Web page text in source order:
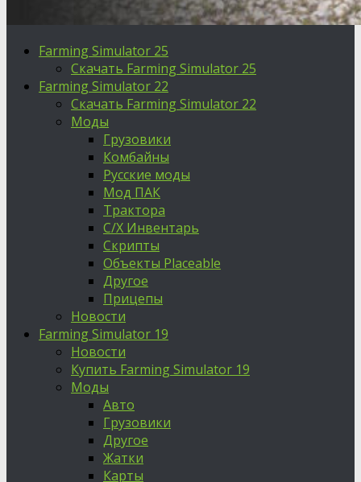
Farming Simulator 25
Скачать Farming Simulator 25
Farming Simulator 22
Скачать Farming Simulator 22
Моды
Грузовики
Комбайны
Русские моды
Мод ПАК
Трактора
С/Х Инвентарь
Скрипты
Объекты Placeable
Другое
Прицепы
Новости
Farming Simulator 19
Новости
Купить Farming Simulator 19
Моды
Авто
Грузовики
Другое
Жатки
Карты